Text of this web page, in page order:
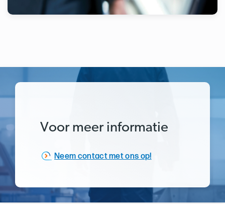
Voor meer informatie
Neem contact met ons op!